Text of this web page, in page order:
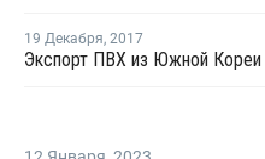
19 Декабря, 2017
Экспорт ПВХ из Южной Кореи